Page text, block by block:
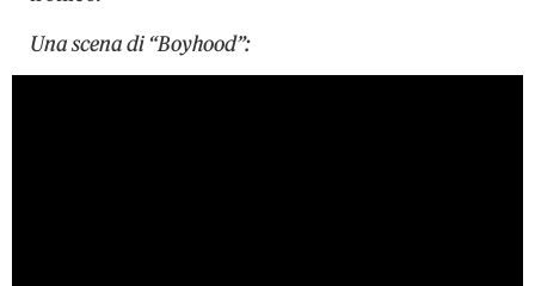
Una scena di “Boyhood”: